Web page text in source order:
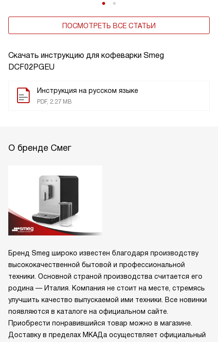
Скачать инструкцию для кофеварки Smeg
DCF02PGEU
Инструкция на русском языке
PDF, 2.27 MB
ПОСМОТРЕТЬ ВСЕ СТАТЬИ
О бренде Смег
Бренд Smeg широко известен благодаря производству
высококачественной бытовой и профессиональной
техники. Основной страной производства считается его
родина — Италия. Компания не стоит на месте, стремясь
улучшить качество выпускаемой ими техники. Все новинки
появляются в каталоге на официальном сайте.
Приобрести понравившийся товар можно в магазине.
Доставку в пределах МКАДа осуществляет официальный